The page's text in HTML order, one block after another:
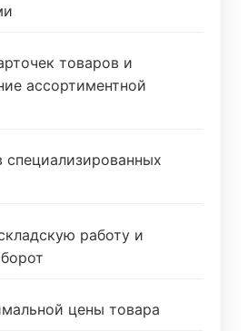
товаров и
ассортиментной
специализированных
работу и
цены товара